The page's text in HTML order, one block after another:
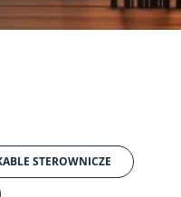
STEROWNICZE